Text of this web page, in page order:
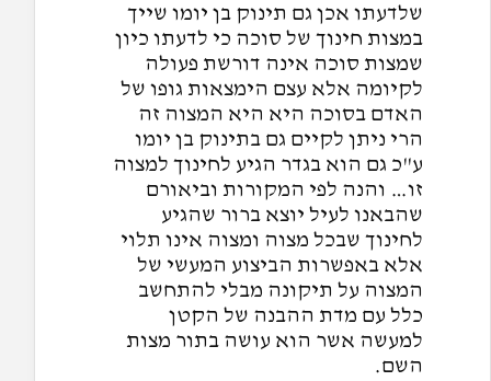
שלדעתו אכן גם תינוק בן יומו שייך
במצות חינוך של סוכה כי לדעתו כיון
שמצות סוכה אינה דורשת פעולה
לקיומה אלא עצם הימצאות גופו של
האדם בסוכה היא היא המצוה זה
הרי ניתן לקיים גם בתינוק בן יומו
ע"כ גם הוא בגדר הגיע לחינוך למצוה
זו… והנה לפי המקורות וביאורם
שהבאנו לעיל יוצא ברור שהגיע
לחינוך שבכל מצוה ומצוה אינו תלוי
אלא באפשרות הביצוע המעשי של
המצוה על תיקונה מבלי להתחשב
כלל עם מדת ההבנה של הקטן
למעשה אשר הוא עושה בתור מצות
השם.